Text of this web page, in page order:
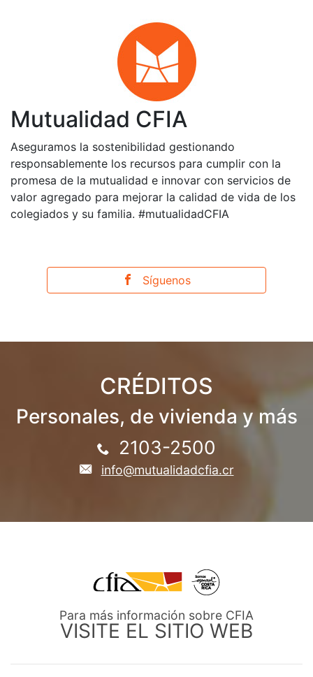
Mutualidad CFIA
Aseguramos la sostenibilidad gestionando
responsablemente los recursos para cumplir con la
promesa de la mutualidad e innovar con servicios de
valor agregado para mejorar la calidad de vida de los
colegiados y su familia. #mutualidadCFIA
Síguenos
CRÉDITOS
Personales, de vivienda y más
2103-2500
info@mutualidadcfia.cr
Para más información sobre CFIA
VISITE EL SITIO WEB